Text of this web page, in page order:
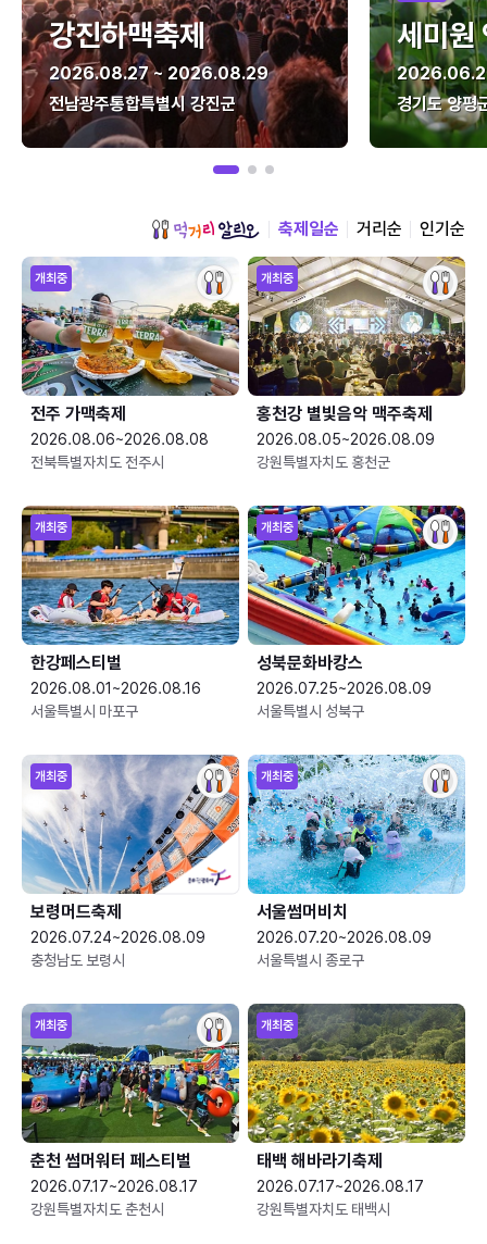
강진하맥축제
2026.08.27 ~ 2026.08.29
전남광주통합특별시 강진군
세미원
경기도 양평
축제일순 거리순 인기순
개최중
전주 가맥축제
2026.08.06~2026.08.08
전북특별자치도 전주시
개최중
홍천강 별빛음악 맥주축제
2026.08.05~2026.08.09
강원특별자치도 홍천군
개최중
한강페스티벌
2026.08.01~2026.08.16
서울특별시 마포구
개최중
성북문화바캉스
2026.07.25~2026.08.09
서울특별시 성북구
개최중
보령머드축제
2026.07.24~2026.08.09
충청남도 보령시
개최중
서울썸머비치
2026.07.20~2026.08.09
서울특별시 종로구
개최중
춘천 썸머워터 페스티벌
2026.07.17~2026.08.17
강원특별자치도 춘천시
개최중
태백 해바라기축제
2026.07.17~2026.08.17
강원특별자치도 태백시